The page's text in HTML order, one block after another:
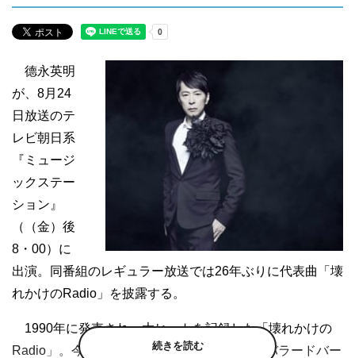
德永英明
が、8月24
日放送のテ
レビ朝日系
『ミュージ
ックステー
ション』
（（金）後
8・00）に
出演。同番組のレギュラー放送では26年ぶりに代表曲「壊
れかけのRadio」を披露する。
1990年に発売され、大ヒットを記録した「壊れかけの
Radio」。今回は、セルフカバーした“ロッカバラードバー
続きを読む